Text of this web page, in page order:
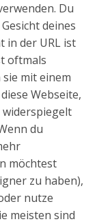
Du
deines
in der URL ist
oftmals
mit einem
Webseite,
widerspiegelt
du
möchtest
zu haben),
nutze
meisten sind